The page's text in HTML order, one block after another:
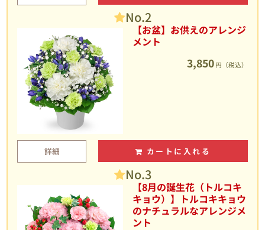
No.2
【お盆】お供えのアレンジ
メント
3,850 円（税込）
詳細 カートに入れる
No.3
【8月の誕生花（トルコキ
キョウ）】トルコキキョウ
のナチュラルなアレンジメ
ント